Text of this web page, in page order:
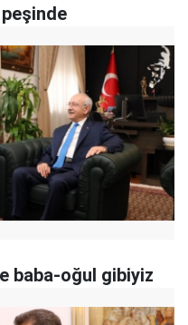
baba-oğul gibiyiz